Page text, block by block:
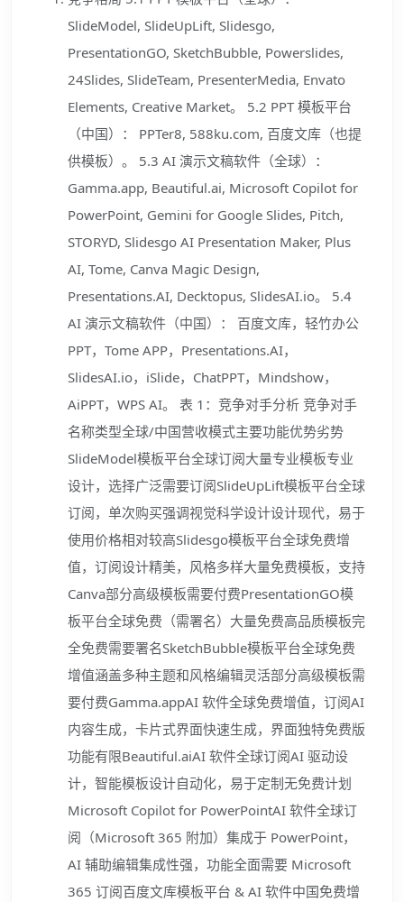
SlideModel, SlideUpLift, Slidesgo,
PresentationGO, SketchBubble, Powerslides,
24Slides, SlideTeam, PresenterMedia, Envato
Elements, Creative Market。 5.2 PPT 模板平台
（中国）： PPTer8, 588ku.com, 百度文库（也提
供模板）。 5.3 AI 演示文稿软件（全球）：
Gamma.app, Beautiful.ai, Microsoft Copilot for
PowerPoint, Gemini for Google Slides, Pitch,
STORYD, Slidesgo AI Presentation Maker, Plus
AI, Tome, Canva Magic Design,
Presentations.AI, Decktopus, SlidesAI.io。 5.4
AI 演示文稿软件（中国）： 百度文库，轻竹办公
PPT，Tome APP，Presentations.AI，
SlidesAI.io，iSlide，ChatPPT，Mindshow，
AiPPT，WPS AI。 表 1：竞争对手分析 竞争对手
名称类型全球/中国营收模式主要功能优势劣势
SlideModel模板平台全球订阅大量专业模板专业
设计，选择广泛需要订阅SlideUpLift模板平台全球
订阅，单次购买强调视觉科学设计设计现代，易于
使用价格相对较高Slidesgo模板平台全球免费增
值，订阅设计精美，风格多样大量免费模板，支持
Canva部分高级模板需要付费PresentationGO模
板平台全球免费（需署名）大量免费高品质模板完
全免费需要署名SketchBubble模板平台全球免费
增值涵盖多种主题和风格编辑灵活部分高级模板需
要付费Gamma.appAI 软件全球免费增值，订阅AI
内容生成，卡片式界面快速生成，界面独特免费版
功能有限Beautiful.aiAI 软件全球订阅AI 驱动设
计，智能模板设计自动化，易于定制无免费计划
Microsoft Copilot for PowerPointAI 软件全球订
阅（Microsoft 365 附加）集成于 PowerPoint，
AI 辅助编辑集成性强，功能全面需要 Microsoft
365 订阅百度文库模板平台 & AI 软件中国免费增